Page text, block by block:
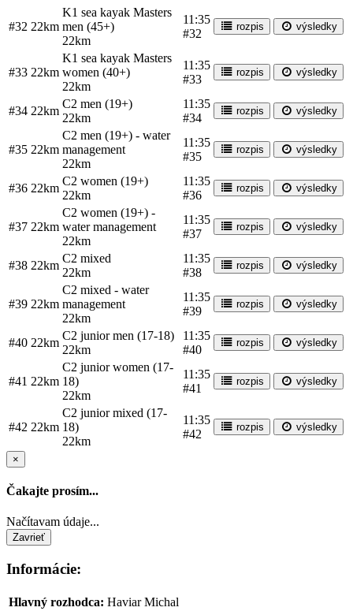
#32 22km
K1 sea kayak Masters
men (45+)
22km
11:35
#32
rozpis výsledky
#33 22km
K1 sea kayak Masters
women (40+)
22km
11:35
#33
rozpis výsledky
#34 22km
C2 men (19+)
22km
11:35
#34
rozpis výsledky
#35 22km
C2 men (19+) - water
management
22km
11:35
#35
rozpis výsledky
#36 22km
C2 women (19+)
22km
11:35
#36
rozpis výsledky
#37 22km
C2 women (19+) -
water management
22km
11:35
#37
rozpis výsledky
#38 22km
C2 mixed
22km
11:35
#38
rozpis výsledky
#39 22km
C2 mixed - water
management
22km
11:35
#39
rozpis výsledky
#40 22km
C2 junior men (17-18)
22km
11:35
#40
rozpis výsledky
#41 22km
C2 junior women (17-
18)
22km
11:35
#41
rozpis výsledky
#42 22km
C2 junior mixed (17-
18)
22km
11:35
#42
rozpis výsledky
×
Čakajte prosím...
Načítavam údaje...
Zavrieť
Informácie:
Hlavný rozhodca: Haviar Michal